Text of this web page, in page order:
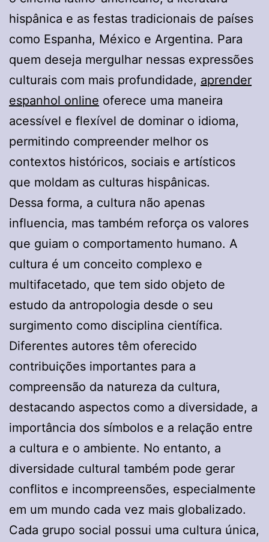
hispânica e as festas tradicionais de países
como Espanha, México e Argentina. Para
quem deseja mergulhar nessas expressões
culturais com mais profundidade, aprender
espanhol online oferece uma maneira
acessível e flexível de dominar o idioma,
permitindo compreender melhor os
contextos históricos, sociais e artísticos
que moldam as culturas hispânicas.
Dessa forma, a cultura não apenas
influencia, mas também reforça os valores
que guiam o comportamento humano. A
cultura é um conceito complexo e
multifacetado, que tem sido objeto de
estudo da antropologia desde o seu
surgimento como disciplina científica.
Diferentes autores têm oferecido
contribuições importantes para a
compreensão da natureza da cultura,
destacando aspectos como a diversidade, a
importância dos símbolos e a relação entre
a cultura e o ambiente. No entanto, a
diversidade cultural também pode gerar
conflitos e incompreensões, especialmente
em um mundo cada vez mais globalizado.
Cada grupo social possui uma cultura única,